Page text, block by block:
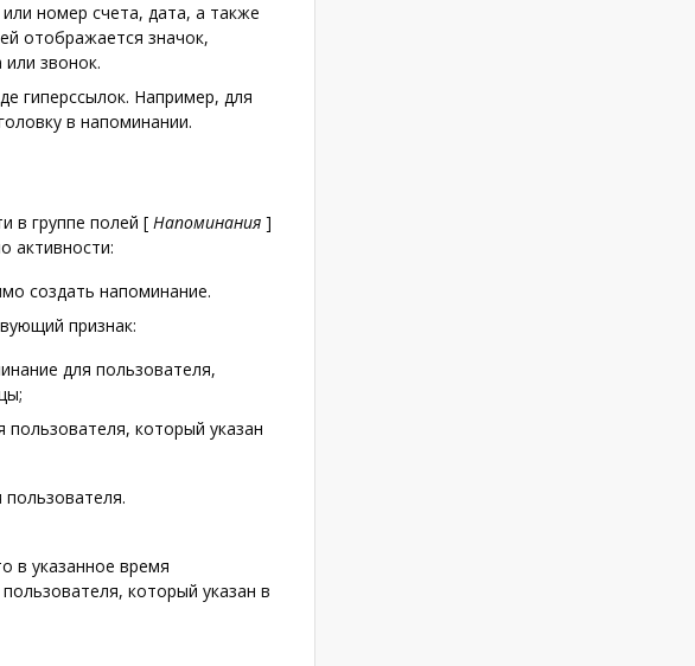
номер счета, дата, а также
отображается значок,
звонок.
гиперссылок. Например, для
в напоминании.
в группе полей [ Напоминания ]
активности:
создать напоминание.
признак:
для пользователя,
который указан
в указанное время
который указан в